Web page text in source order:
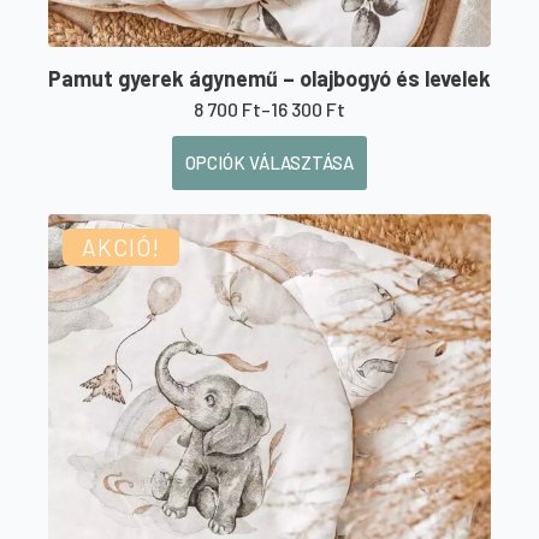
Pamut gyerek ágynemű – olajbogyó és levelek
8 700 Ft–16 300 Ft
Ártartomány:
8
700 Ft
-
16
300 Ft
OPCIÓK VÁLASZTÁSA
Ennek
a
terméknek
több
variációja
A
változatok
a
termékoldalon
választhatók
ki
AKCIÓ!